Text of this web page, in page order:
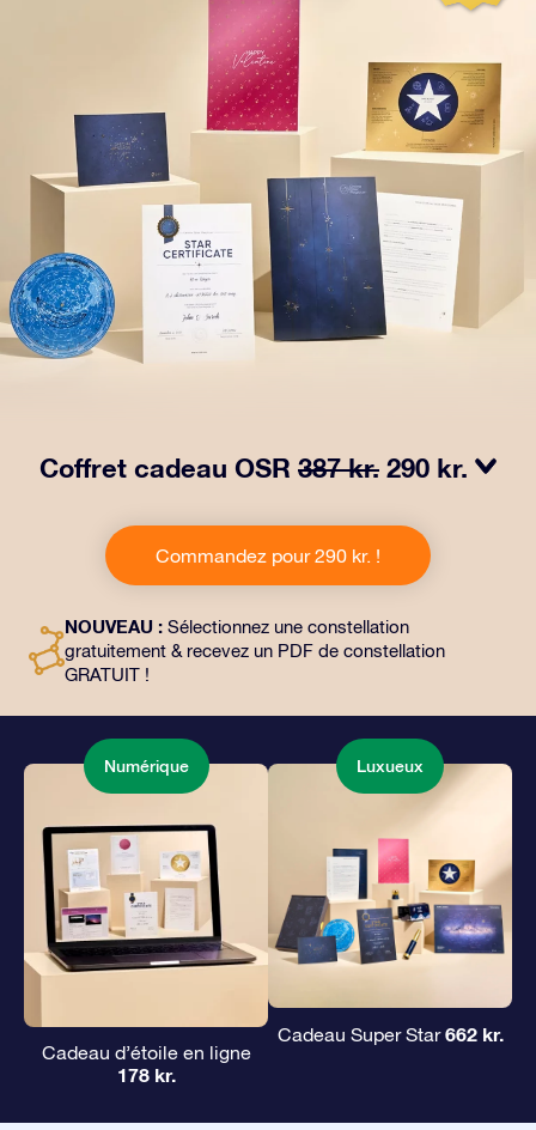
Coffret cadeau OSR 387 kr. 290 kr.
Ce cadeau comprend une belle enveloppe et des
documents personnalisés envoyés à l’adresse de votre
choix, ainsi que des documents numériques et
façon magique d’offrir un cadeau éternel à vos amis et
à vos proches.
Commandez pour 290 kr. !
NOUVEAU : Sélectionnez une constellation
gratuitement & recevez un PDF de constellation
GRATUIT !
Numérique
Cadeau d’étoile en ligne
178 kr.
Luxueux
Cadeau Super Star662 kr.